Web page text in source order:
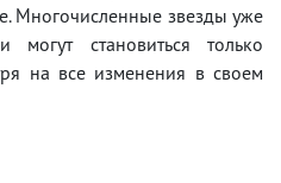
Многочисленные звезды уже
становиться только
на все изменения в своем